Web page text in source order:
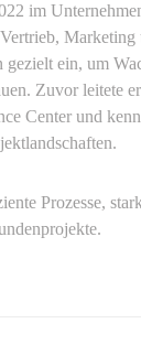
im
gezielt ein, um
Zuvor leitete
Center und
Prozesse,